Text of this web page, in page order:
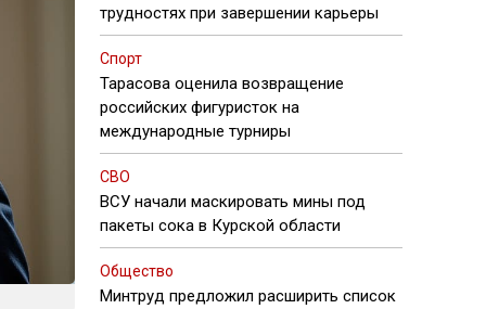
трудностях при завершении карьеры
Спорт
Тарасова оценила возвращение
российских фигуристок на
международные турниры
СВО
ВСУ начали маскировать мины под
пакеты сока в Курской области
Общество
Минтруд предложил расширить список